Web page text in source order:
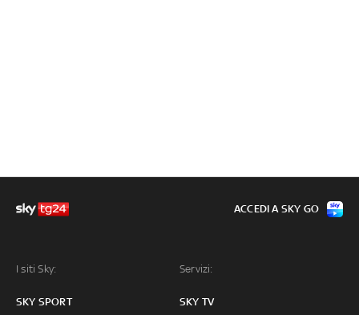
I siti Sky:
SKY SPORT
Servizi:
SKY TV
ACCEDI A SKY GO